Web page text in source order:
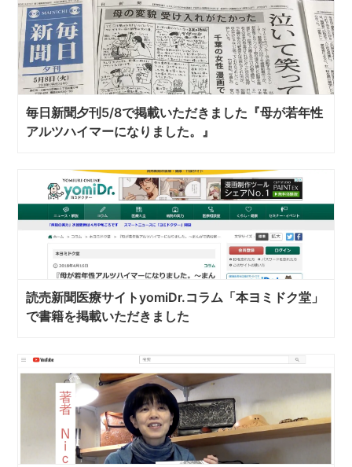
毎日新聞夕刊5/8で掲載いただきました『母が若年性
アルツハイマーになりました。』
読売新聞医療サイトyomiDr.コラム「本ヨミドク堂」
で書籍を掲載いただきました